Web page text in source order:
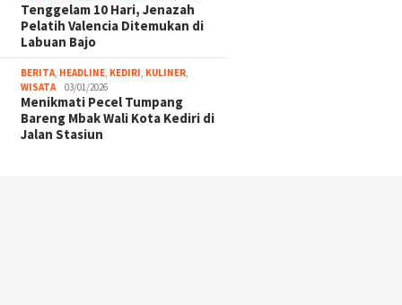
Tenggelam 10 Hari, Jenazah
Pelatih Valencia Ditemukan di
Labuan Bajo
BERITA, HEADLINE, KEDIRI, KULINER,
WISATA
03/01/2026
Menikmati Pecel Tumpang
Bareng Mbak Wali Kota Kediri di
Jalan Stasiun